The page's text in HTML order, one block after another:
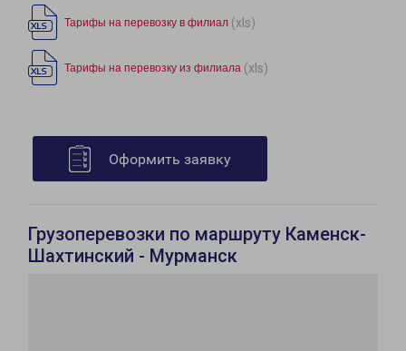
Тарифы на перевозку в филиал (xls)
Тарифы на перевозку из филиала (xls)
Оформить заявку
Грузоперевозки по маршруту Каменск-
Шахтинский - Мурманск